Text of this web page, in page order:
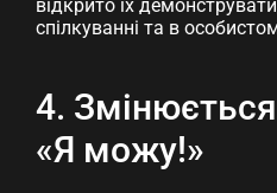
відкрито їх
спілкуванні та в
4.
«Я можу!»